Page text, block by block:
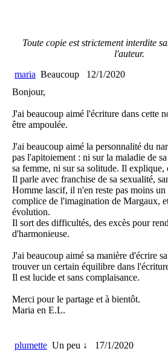
Toute copie est strictement interdite
l'auteur.
maria Beaucoup
12/1/2020
Bonjour,
J'ai beaucoup aimé l'écriture dans cette
être ampoulée.
J'ai beaucoup aimé la personnalité du
pas l'apitoiement : ni sur la maladie de
sa femme, ni sur sa solitude. Il explique,
Il parle avec franchise de sa sexualité,
Homme lascif, il n'en reste pas moins
complice de l'imagination de Margaux,
évolution.
Il sort des difficultés, des excès pour
d'harmonieuse.
J'ai beaucoup aimé sa manière d'écrire
trouver un certain équilibre dans
Il est lucide et sans complaisance.
Merci pour le partage et à bientôt.
Maria en E.L.
plumette Un peu ↓
17/1/2020